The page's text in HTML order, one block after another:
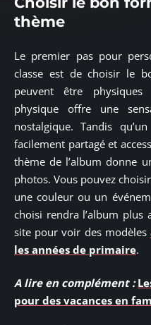
thème
Le premier pas pour
classe est de choisir le
peuvent être
physique offre une
nostalgique. Tandis
facilement partagé et
thème de l’album donne
photos. Vous pouvez
une couleur ou un
choisi rendra l’album plus
site pour voir des modèles
les années de primaire.
A lire en complément :
pour des vacances en